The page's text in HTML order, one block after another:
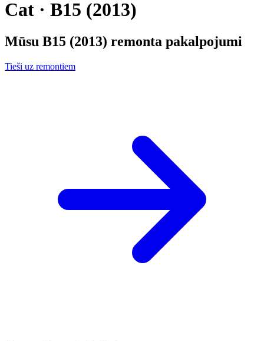
Cat · B15 (2013)
Mūsu B15 (2013) remonta pakalpojumi
Tieši uz remontiem